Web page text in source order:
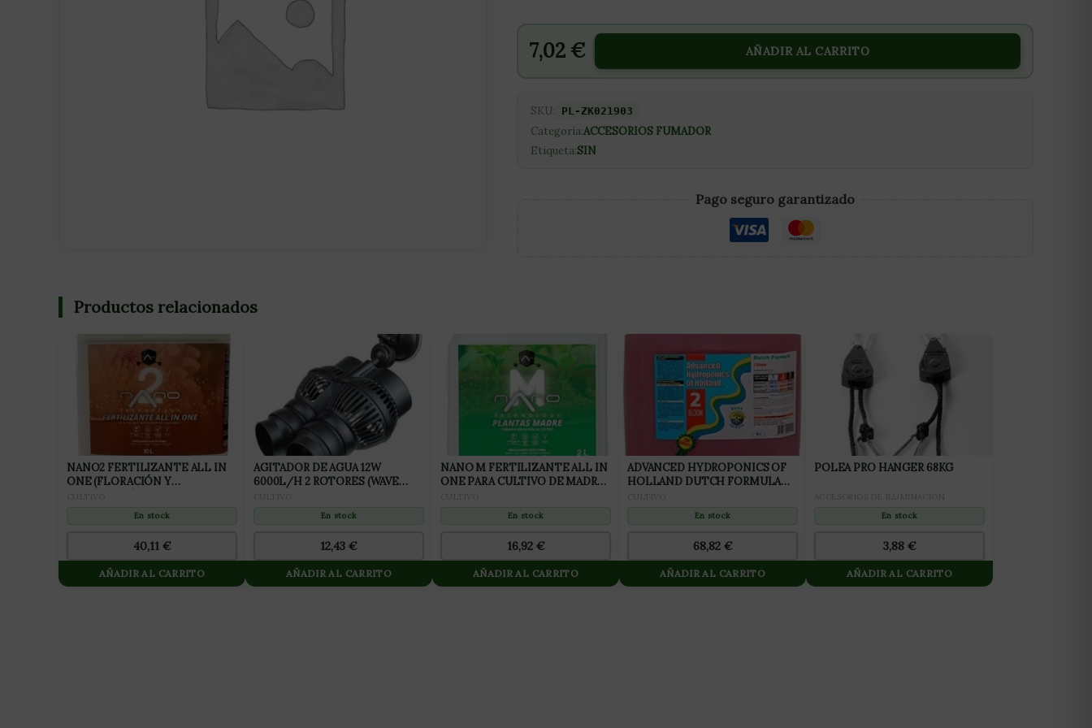
7,02 € AÑADIR AL CARRITO
SKU: PL-ZK021903
Categoría:ACCESORIOS FUMADOR
Etiqueta:SIN
Pago seguro garantizado
Productos relacionados
NANO2 FERTILIZANTE ALL IN
ONE (FLORACIÓN Y
En stock
40,11 €
AÑADIR AL CARRITO
AGITADOR DE AGUA 12W
6000L/H 2 ROTORES (WAVE
HIDROPONICSEn stock
12,43 €
AÑADIR AL CARRITO
NANO M FERTILIZANTE ALL IN
ONE PARA CULTIVO DE MADRES
En stock
16,92 €
AÑADIR AL CARRITO
ADVANCED HYDROPONICS OF
HOLLAND DUTCH FORMULA
En stock
68,82 €
AÑADIR AL CARRITO
POLEA PRO HANGER 68KG
En stock
3,88 €
AÑADIR AL CARRITO